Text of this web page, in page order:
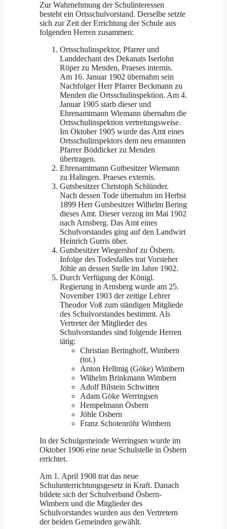
Zur Wahrnehmung der Schulinteressen
besteht ein Ortsschulvorstand. Derselbe setzte
sich zur Zeit der Errichtung der Schule aus
folgenden Herren zusammen:
Ortsschulinspek­tor, Pfarrer und
Landdechant des Dekanats Iserlohn
Röper zu Menden, Praeses internis.
Am 16. Januar 1902 übernahm sein
Nachfolger Herr Pfarrer Beckmann zu
Menden die Ortsschulinspektion. Am 4.
Januar 1905 starb dieser und
Ehrenamtmann Wiemann übernahm die
Ortsschulinspektion vertretungsweise.
Im Oktober 1905 wurde das Amt eines
Ortsschul­inspektors dem neu ernannten
Pfarrer Böddicker zu Menden
übertragen.
Ehrenamtmann Gutbesitzer Wiemann
zu Halingen. Praeses externis.
Gutsbesitzer Christoph Schlünder.
Nach dessen Tode übernahm im Herbst
1899 Herr Gutsbesitzer Wilhelm Bering
dieses Amt. Dieser verzog im Mai 1902
nach Arnsberg. Das Amt eines
Schulvorstandes ging auf den Landwirt
Heinrich Gurris über.
Gutsbesitzer Wiegershof zu Ösbern.
Infolge des Todesfalles trat Vorsteher
Jöhle an dessen Stelle im Jahre 1902.
Durch Verfügung der Königl.
Regierung in Arnsberg wurde am 25.
November 1903 der zeitige Lehrer
Theodor Voß zum ständigen Mit­gliede
des Schulvorstandes bestimmt. Als
Vertreter der Mitglieder des
Schulvorstandes sind folgende Herren
tätig:
Christian Bering­hoff, Wimbern
(tot.)
Anton Hellmig (Göke) Wimbern
Wilhelm Brinkmann Wimbern
Adolf Bilstein Schwitten
Adam Göke Werring­sen
Hempelmann Ösbern
Jöhle Osbern
Franz Schotenröhr Wimbern
In der Schulgemeinde Werringsen wurde im
Oktober 1906 eine neue Schulstelle in Ösbern
errichtet.
Am 1. April 1908 trat das neue
Schulunterrichtungsgesetz in Kraft. Danach
bildete sich der Schulverband Ösbern-
Wimbern und die Mitglieder des
Schulvorstandes wurden aus den Vertretern
der beiden Gemeinden gewählt.